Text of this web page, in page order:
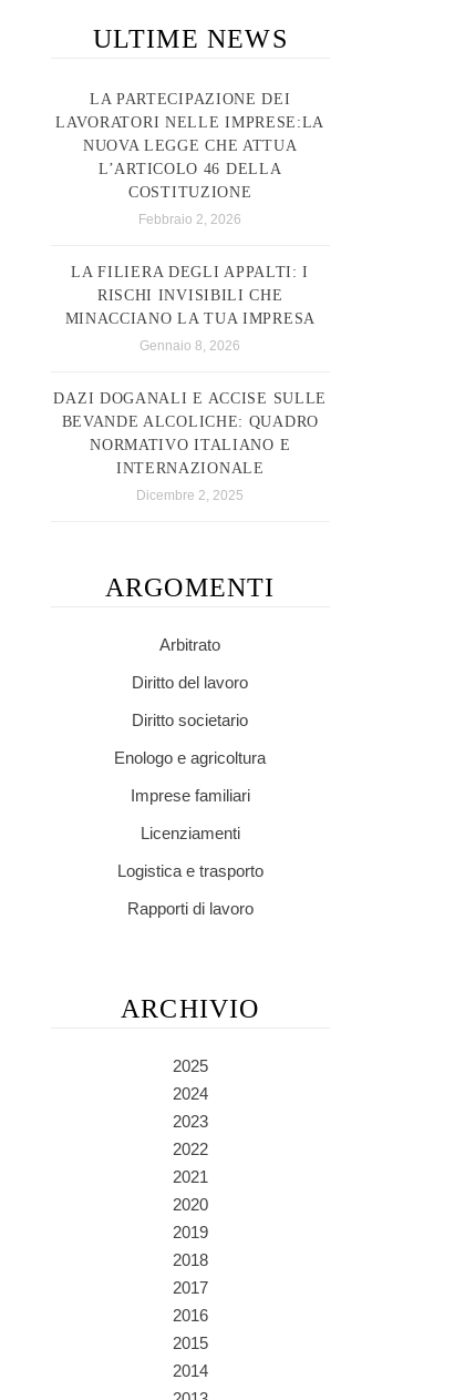
ULTIME NEWS
LA PARTECIPAZIONE DEI
LAVORATORI NELLE IMPRESE:LA
NUOVA LEGGE CHE ATTUA
L’ARTICOLO 46 DELLA
COSTITUZIONE
Febbraio 2, 2026
LA FILIERA DEGLI APPALTI: I
RISCHI INVISIBILI CHE
MINACCIANO LA TUA IMPRESA
Gennaio 8, 2026
DAZI DOGANALI E ACCISE SULLE
BEVANDE ALCOLICHE: QUADRO
NORMATIVO ITALIANO E
INTERNAZIONALE
Dicembre 2, 2025
ARGOMENTI
Arbitrato
Diritto del lavoro
Diritto societario
Enologo e agricoltura
Imprese familiari
Licenziamenti
Logistica e trasporto
Rapporti di lavoro
ARCHIVIO
2025
2024
2023
2022
2021
2020
2019
2018
2017
2016
2015
2014